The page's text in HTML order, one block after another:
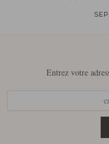
Entrez votre